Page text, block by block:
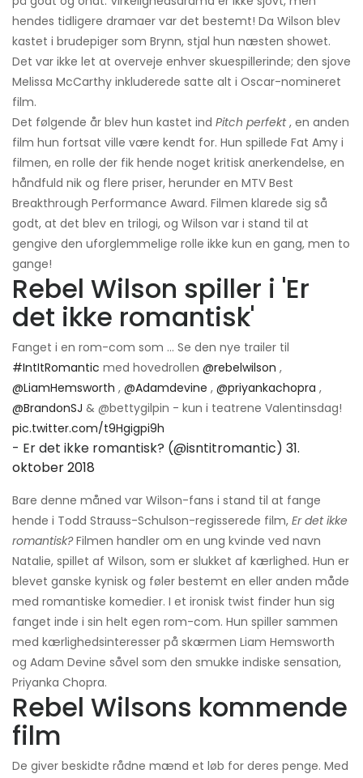
hendes tidligere dramaer var det bestemt! Da Wilson blev
kastet i brudepiger som Brynn, stjal hun næsten showet.
Det var ikke let at overveje enhver skuespillerinde; den sjove
Melissa McCarthy inkluderede satte alt i Oscar-nomineret
film.
Det følgende år blev hun kastet ind Pitch perfekt, en anden
film hun fortsat ville være kendt for. Hun spillede Fat Amy i
filmen, en rolle der fik hende noget kritisk anerkendelse, en
håndfuld nik og flere priser, herunder en MTV Best
Breakthrough Performance Award. Filmen klarede sig så
godt, at det blev en trilogi, og Wilson var i stand til at
gengive den uforglemmelige rolle ikke kun en gang, men to
gange!
Rebel Wilson spiller i 'Er
det ikke romantisk'
Fanget i en rom-com som ... Se den nye trailer til
#IntItRomantic med hovedrollen @rebelwilson ,
@LiamHemsworth , @Adamdevine , @priyankachopra ,
@BrandonSJ & @bettygilpin - kun i teatrene Valentinsdag!
pic.twitter.com/t9Hgigpi9h
- Er det ikke romantisk? (@isntitromantic) 31.
oktober 2018
Bare denne måned var Wilson-fans i stand til at fange
hende i Todd Strauss-Schulson-regisserede film, Er det ikke
romantisk?Filmen handler om en ung kvinde ved navn
Natalie, spillet af Wilson, som er slukket af kærlighed. Hun er
blevet ganske kynisk og føler bestemt en eller anden måde
med romantiske komedier. I et ironisk twist finder hun sig
fanget inde i sin helt egen rom-com. Hun spiller sammen
med kærlighedsinteresser på skærmen Liam Hemsworth
og Adam Devine såvel som den smukke indiske sensation,
Priyanka Chopra.
Rebel Wilsons kommende
film
De giver beskidte rådne mænd et løb for deres penge. Med